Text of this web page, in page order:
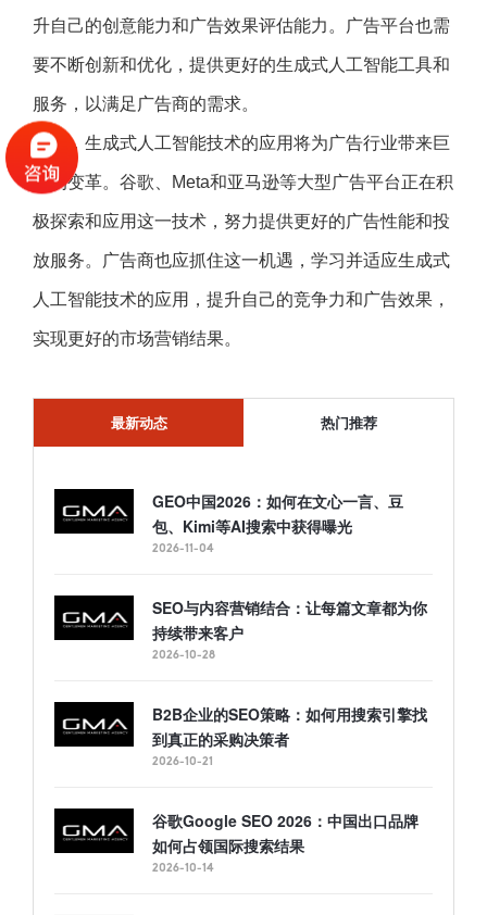
升自己的创意能力和广告效果评估能力。广告平台也需
要不断创新和优化，提供更好的生成式人工智能工具和
服务，以满足广告商的需求。
总之，生成式人工智能技术的应用将为广告行业带来巨
大的变革。谷歌、Meta和亚马逊等大型广告平台正在积
极探索和应用这一技术，努力提供更好的广告性能和投
放服务。广告商也应抓住这一机遇，学习并适应生成式
人工智能技术的应用，提升自己的竞争力和广告效果，
实现更好的市场营销结果。
最新动态 热门推荐
GEO中国2026：如何在文心一言、豆
包、Kimi等AI搜索中获得曝光
2026-11-04
SEO与内容营销结合：让每篇文章都为你
持续带来客户
2026-10-28
B2B企业的SEO策略：如何用搜索引擎找
到真正的采购决策者
2026-10-21
谷歌Google SEO 2026：中国出口品牌
如何占领国际搜索结果
2026-10-14